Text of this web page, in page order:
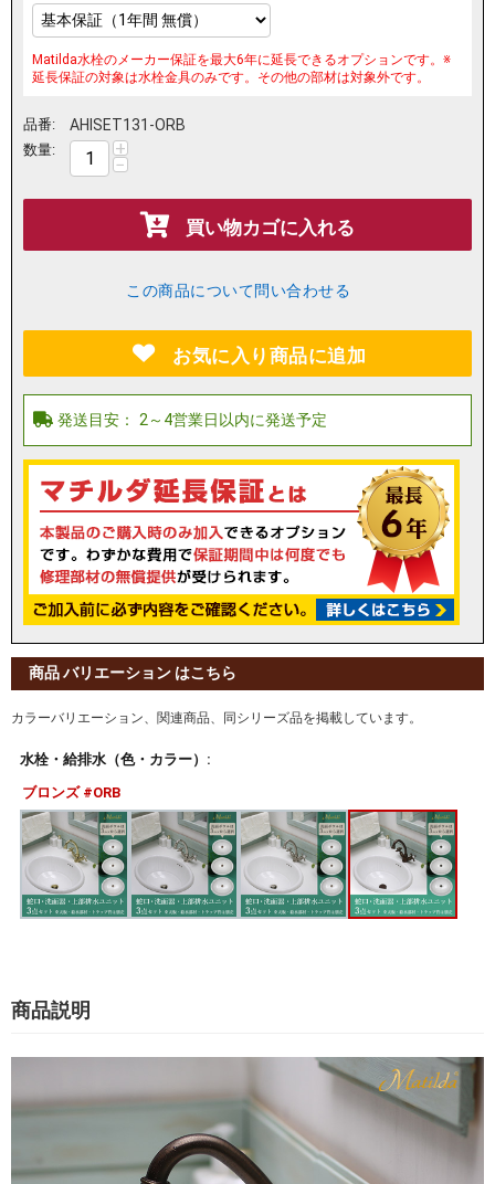
Matilda水栓のメーカー保証を最大6年に延長できるオプションです。※
延長保証の対象は水栓金具のみです。その他の部材は対象外です。
品番: AHISET131-ORB
数量: +
−
買い物カゴに入れる
この商品について問い合わせる
お気に入り商品に追加
商品 バリエーション はこちら
カラーバリエーション、関連商品、同シリーズ品を掲載しています。
水栓・給排水（色・カラー）:
ブロンズ #ORB
商品説明